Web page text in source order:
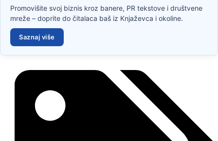
Promovišite svoj biznis kroz banere, PR tekstove i društvene
mreže – doprite do čitalaca baš iz Knjaževca i okoline.
Saznaj više